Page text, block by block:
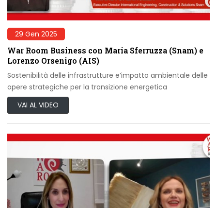
29 Gen 2025
War Room Business con Maria Sferruzza (Snam) e
Lorenzo Orsenigo (AIS)
Sostenibilità delle infrastrutture e’impatto ambientale delle
opere strategiche per la transizione energetica
VAI AL VIDEO